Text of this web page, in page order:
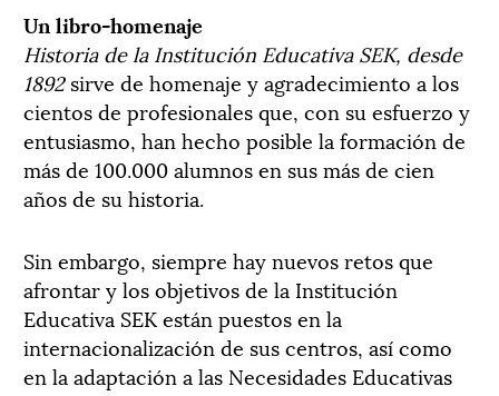
Un libro-homenaje
Historia de la Institución Educativa SEK, desde
1892sirve de homenaje y agradecimiento a los
cientos de profesionales que, con su esfuerzo y
entusiasmo, han hecho posible la formación de
más de 100.000 alumnos en sus más de cien
años de su historia.
Sin embargo, siempre hay nuevos retos que
afrontar y los objetivos de la Institución
Educativa SEK están puestos en la
internacionalización de sus centros, así como
en la adaptación a las Necesidades Educativas